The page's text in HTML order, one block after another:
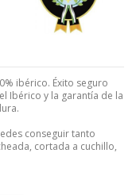
ibérico. Éxito seguro
Ibérico y la garantía de la
conseguir tanto
cortada a cuchillo,